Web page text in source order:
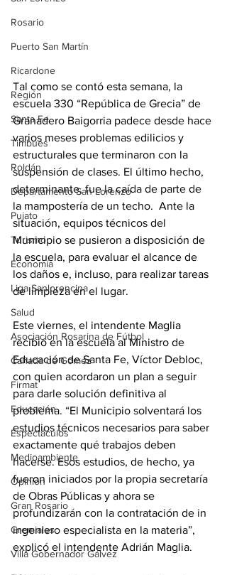
Rosario
Puerto San Martín
Ricardone
Región
Santa Fe
Timbúes
Roldán
Departamento San Lorenzo
Pujato
Turismo
Economía
Liga Sanlorencina
Salud
Asociación Rosarina de Fútbol
Cañada de Gómez
Firmat
Educación
Espectáculos
Medioambiente
Opinión
Gran Rosario
Gremiales
Villa Gobernador Gálvez
Tal como se contó esta semana, la
escuela 330 “República de Grecia” de
Granadero Baigorria padece desde hace
varios meses problemas edilicios y
estructurales que terminaron con la
suspensión de clases. El último hecho,
determinante, fue la caída de parte de
la mampostería de un techo.  Ante la
situación, equipos técnicos del
Municipio se pusieron a disposición de
la escuela, para evaluar el alcance de
los daños e, incluso, para realizar tareas
de limpieza en el lugar.
Este viernes, el intendente Maglia
recibió en la escuela al Ministro de
Educación de Santa Fe, Víctor Debloc,
con quien acordaron un plan a seguir
para darle solución definitiva al
problema. “El Municipio solventará los
estudios técnicos necesarios para saber
exactamente qué trabajos deben
hacerse. Esos estudios, de hecho, ya
fueron iniciados por la propia secretaría
de Obras Públicas y ahora se
profundizarán con la contratación de in
ingeniero especialista en la materia”,
explicó el intendente Adrián Maglia.